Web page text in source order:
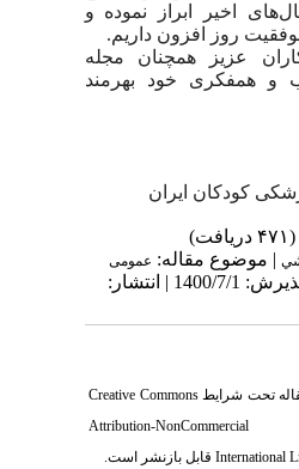
اخیر ابراز نموده و
روز افزون داریم.
عزیز همچنان مجله
و همفکری خود بهرمند
کودکان ایران
(۴۷۱ دریافت)
| موضوع مقاله: عمومى
دریافت: 1400/7/6 | پذیرش: 1400/7/1 | انتشار:
تحت شرایطCreative Commons
Attribution-
International قابل بازنشر است.